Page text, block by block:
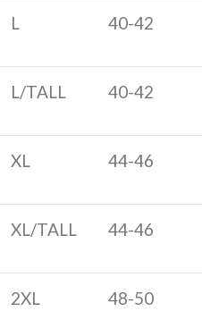
L 40-42
L/TALL 40-42
XL 44-46
XL/TALL 44-46
2XL 48-50